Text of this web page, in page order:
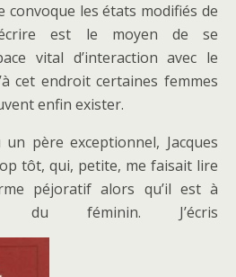
convoque les états modifiés de
écrire est le moyen de se
vital d’interaction avec le
cet endroit certaines femmes
enfin exister.
père exceptionnel, Jacques
tôt, qui, petite, me faisait lire
péjoratif alors qu’il est à
du féminin. J’écris